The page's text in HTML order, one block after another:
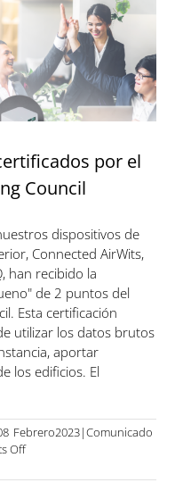
certificación
del
Consejo
de
Edificios
Ecológicos
de
por el
Council
dispositivos de
Connected AirWits,
han recibido la
de 2 puntos del
Esta certificación
utilizar los datos brutos
aportar
los edificios. El
Febrero2023|Comunicado
Offon
dispositivos